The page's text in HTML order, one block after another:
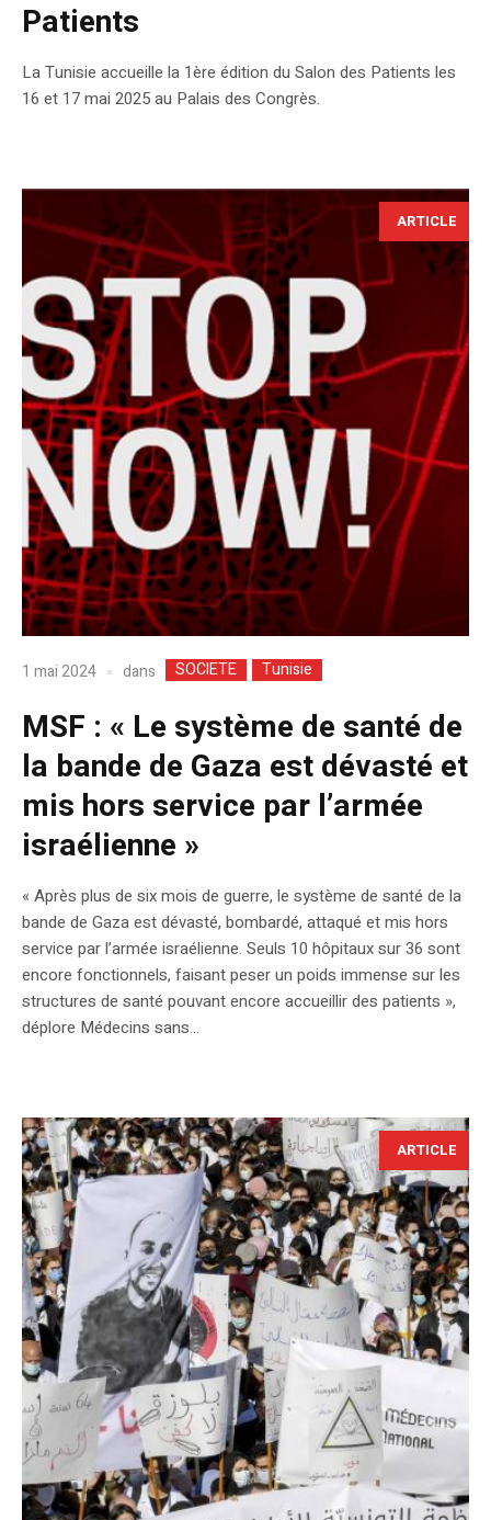
Patients
La Tunisie accueille la 1ère édition du Salon des Patients les
16 et 17 mai 2025 au Palais des Congrès.
ARTICLE
1 mai 2024 dans SOCIETE Tunisie
MSF : « Le système de santé de
la bande de Gaza est dévasté et
mis hors service par l’armée
israélienne »
« Après plus de six mois de guerre, le système de santé de la
bande de Gaza est dévasté, bombardé, attaqué et mis hors
service par l’armée israélienne. Seuls 10 hôpitaux sur 36 sont
encore fonctionnels, faisant peser un poids immense sur les
structures de santé pouvant encore accueillir des patients »,
déplore Médecins sans...
ARTICLE